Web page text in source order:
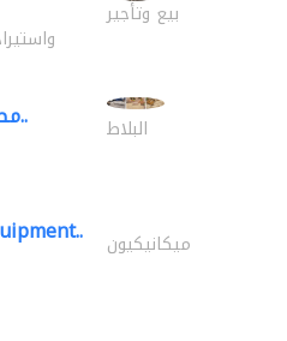
بيع وتأجير
مصنع الفنار للسيراميك.. البلاط
ميكانيكيون